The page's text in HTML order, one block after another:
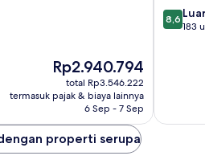
Harga
sekarang
Rp2.940.794
Rp2.940.794
total Rp3.546.222
termasuk pajak & biaya lainnya
6 Sep - 7 Sep
8.6
dari
8,6
183
properti serupa